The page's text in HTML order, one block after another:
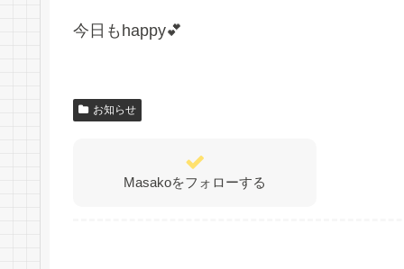
今日もhappy💕
お知らせ
Masakoをフォローする